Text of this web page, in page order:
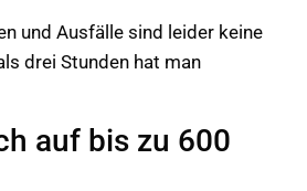
und Ausfälle sind leider keine
drei Stunden hat man
auf bis zu 600